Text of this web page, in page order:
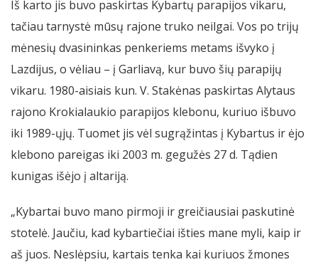
Iš karto jis buvo paskirtas Kybartų parapijos vikaru,
tačiau tarnystė mūsų rajone truko neilgai. Vos po trijų
mėnesių dvasininkas penkeriems metams išvyko į
Lazdijus, o vėliau – į Garliavą, kur buvo šių parapijų
vikaru. 1980-aisiais kun. V. Stakėnas paskirtas Alytaus
rajono Krokialaukio parapijos klebonu, kuriuo išbuvo
iki 1989-ųjų. Tuomet jis vėl sugrąžintas į Kybartus ir ėjo
klebono pareigas iki 2003 m. gegužės 27 d. Tądien
kunigas išėjo į altariją.
„Kybartai buvo mano pirmoji ir greičiausiai paskutinė
stotelė. Jaučiu, kad kybartiečiai išties mane myli, kaip ir
aš juos. Neslėpsiu, kartais tenka kai kuriuos žmones